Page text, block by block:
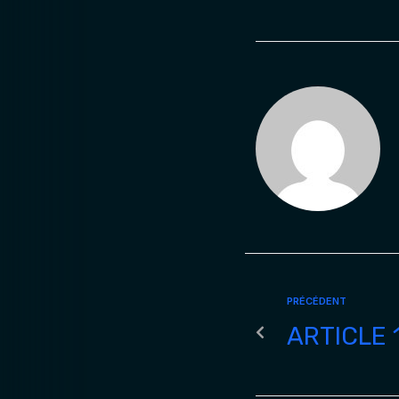
PRÉCÉDENT
ARTICLE